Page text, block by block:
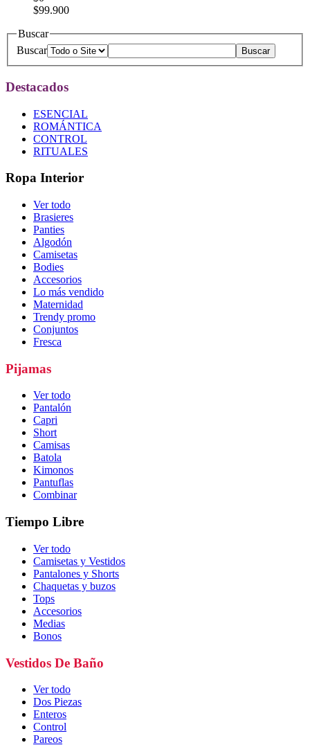
$99.900
Buscar
Buscar
Destacados
ESENCIAL
ROMÁNTICA
CONTROL
RITUALES
Ropa Interior
Ver todo
Brasieres
Panties
Algodón
Camisetas
Bodies
Accesorios
Lo más vendido
Maternidad
Trendy promo
Conjuntos
Fresca
Pijamas
Ver todo
Pantalón
Capri
Short
Camisas
Batola
Kimonos
Pantuflas
Combinar
Tiempo Libre
Ver todo
Camisetas y Vestidos
Pantalones y Shorts
Chaquetas y buzos
Tops
Accesorios
Medias
Bonos
Vestidos De Baño
Ver todo
Dos Piezas
Enteros
Control
Pareos